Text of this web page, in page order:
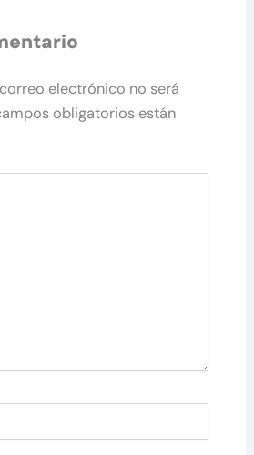
electrónico no será
obligatorios están